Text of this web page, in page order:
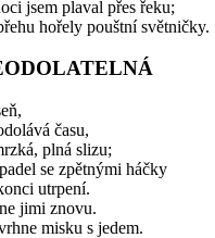
jsem plaval přes řeku;
hořely pouštní světničky.
času,
plná slizu;
se zpětnými háčky
utrpení.
jimi znovu.
misku s jedem.